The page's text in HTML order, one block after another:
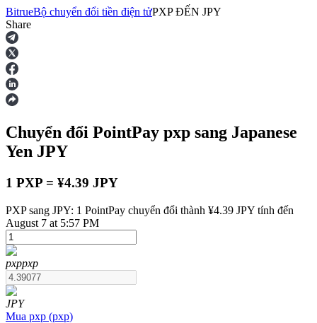
Hợp đồng tương lai
USDT Futures
BitrueBộ chuyển đổi tiền điện tửPXP ĐẾN JPY
Share
Chuyển đổi PointPay pxp sang Japanese
Yen JPY
1 PXP = ¥4.39 JPY
PXP sang JPY: 1 PointPay chuyển đổi thành ¥4.39 JPY tính đến
August 7 at 5:57 PM
pxppxp
JPY
Mua pxp (pxp)